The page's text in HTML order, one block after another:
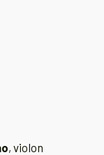
, violon